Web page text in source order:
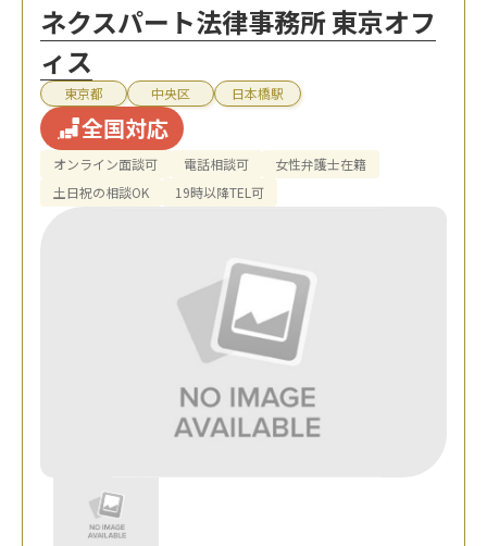
ネクスパート法律事務所 東京オフ
ィス
東京都 中央区 日本橋駅
全国対応
オンライン面談可 電話相談可
女性弁護士在籍
土日祝の相談OK
19時以降TEL可